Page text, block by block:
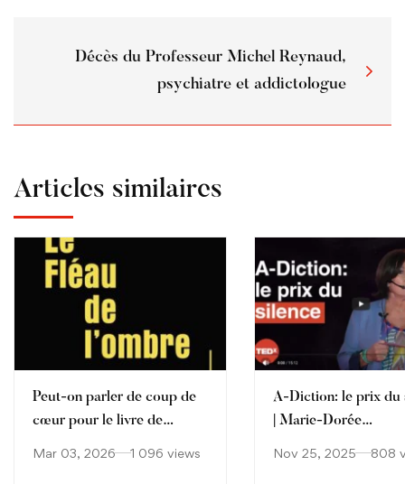
Décès du Professeur Michel Reynaud,
psychiatre et addictologue
Articles similaires
Peut-on parler de coup de
cœur pour le livre de
Mar 03, 2026 1 096 views
A-Diction: le prix du
| Marie-Dorée
Nov 25, 2025 808